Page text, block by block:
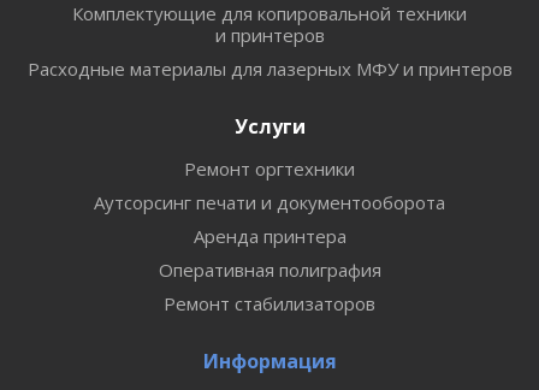
Комплектующие для копировальной техники
и принтеров
Расходные материалы для лазерных МФУ и принтеров
Услуги
Ремонт оргтехники
Аутсорсинг печати и документооборота
Аренда принтера
Оперативная полиграфия
Ремонт стабилизаторов
Информация